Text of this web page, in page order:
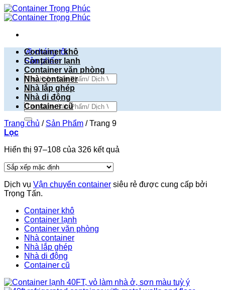
Bỏ
qua
dung
về chúng tôi
Sản phẩm
Tìm
kiếm:
Tìm
kiếm:
Container khô
Container lạnh
Container văn phòng
Nhà container
Nhà lắp ghép
Nhà di động
Container cũ
Trang chủ / Sản Phẩm /Trang 9
Lọc
Hiển thị 97–108 của 326 kết quả
Dịch vụ Vận chuyển container siêu rẻ được cung cấp bởi
Trọng Tấn.
Container khô
Container lạnh
Container văn phòng
Nhà container
Nhà lắp ghép
Nhà di động
Container cũ